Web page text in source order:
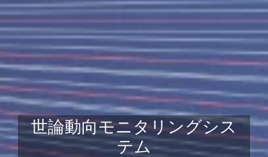
世論動向モニタリングシス
テム